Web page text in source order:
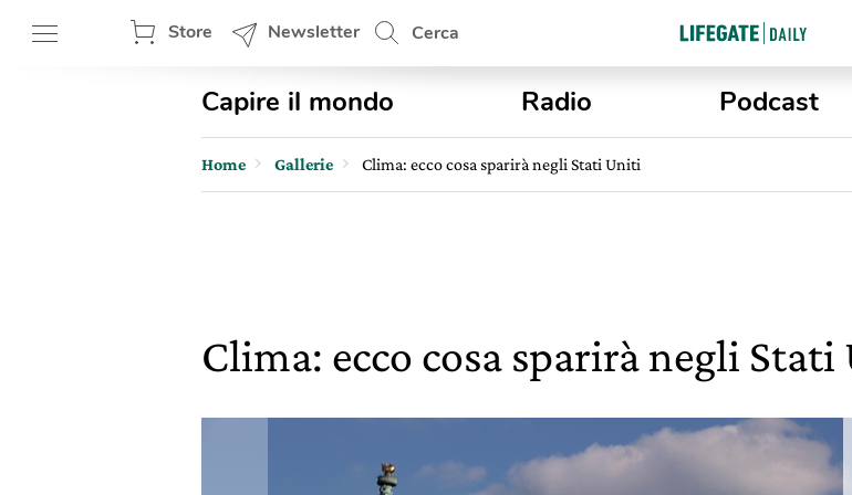
Store Newsletter Cerca
Capire il mondo Radio Podcast
Home Gallerie Clima: ecco cosa sparirà negli Stati Uniti
Clima: ecco cosa sparirà negli